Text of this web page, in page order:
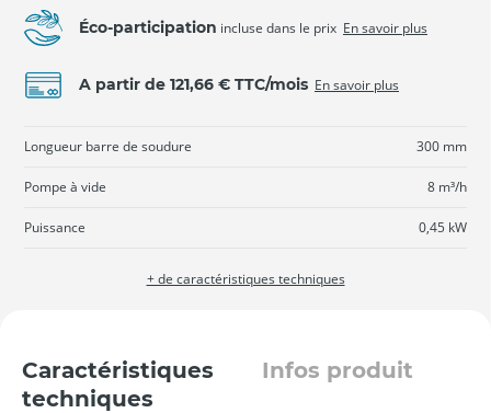
Éco-participation incluse dans le prix En savoir plus
A partir de 121,66 € TTC/mois En savoir plus
Longueur barre de soudure 300 mm
Pompe à vide 8 m³/h
Puissance 0,45 kW
+ de caractéristiques techniques
Caractéristiques
techniques
Infos produit